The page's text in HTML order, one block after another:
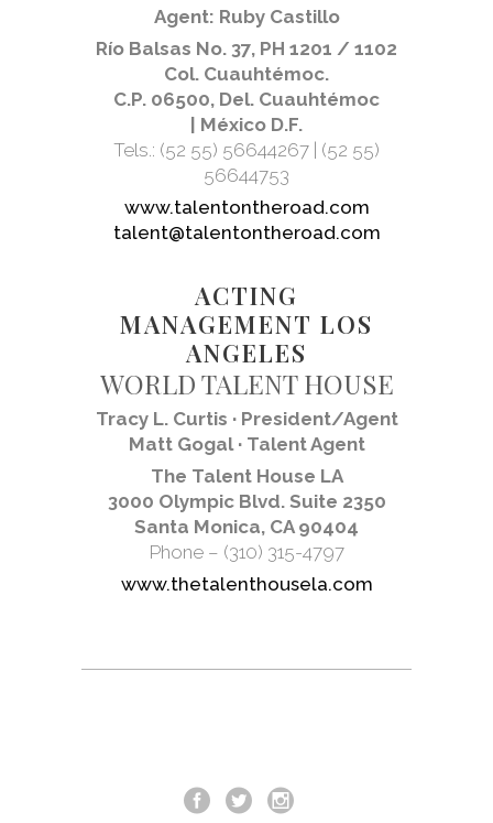
Agent: Ruby Castillo
Río Balsas No. 37, PH 1201 / 1102
Col. Cuauhtémoc.
C.P. 06500, Del. Cuauhtémoc
| México D.F.
Tels.: (52 55) 56644267 | (52 55)
56644753
www.talentontheroad.com
talent@talentontheroad.com
ACTING
MANAGEMENT LOS
ANGELES
WORLD TALENT HOUSE
Tracy L. Curtis · President/Agent
Matt Gogal · Talent Agent
The Talent House LA
3000 Olympic Blvd. Suite 2350
Santa Monica, CA 90404
Phone – (310) 315-4797
www.thetalenthousela.com